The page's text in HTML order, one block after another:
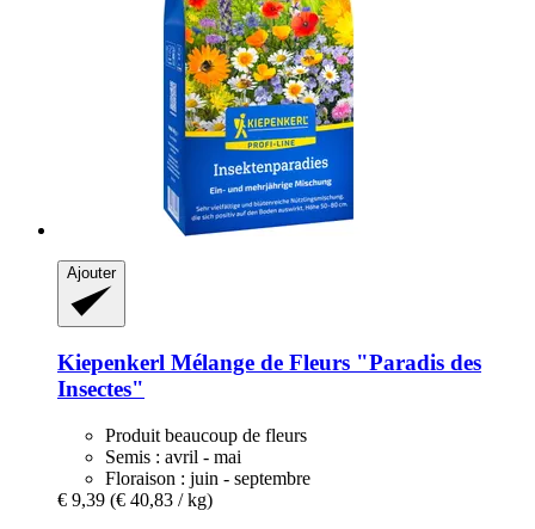
Ajouter
Kiepenkerl Mélange de Fleurs "Paradis des
Insectes"
Produit beaucoup de fleurs
Semis : avril - mai
Floraison : juin - septembre
€ 9,39 (€ 40,83 / kg)